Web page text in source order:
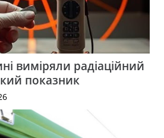
виміряли радіаційний
показник